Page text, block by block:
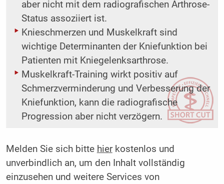
aber nicht mit dem radiografischen Arthrose-
Status assoziiert ist.
Knieschmerzen und Muskelkraft sind
wichtige Determinanten der Kniefunktion bei
Patienten mit Kniegelenksarthrose.
Muskelkraft-Training wirkt positiv auf
Schmerzverminderung und Verbesserung der
Kniefunktion, kann die radiografische
Progression aber nicht verzögern.
Melden Sie sich bitte hierkostenlos und
unverbindlich an, um den Inhalt vollständig
einzusehen und weitere Services von